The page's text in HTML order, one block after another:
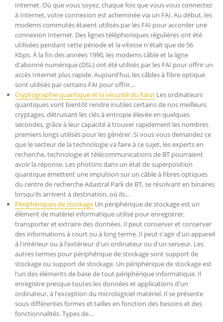
Internet. Où que vous soyez, chaque fois que vous vous connectez
à Internet, votre connexion est acheminée via un FAI. Au début, les
modems commutés étaient utilisés par les FAI pour accorder une
connexion Internet. Des lignes téléphoniques régulières ont été
utilisées pendant cette période et la vitesse n'était que de 56
Kbps. À la fin des années 1990, les modems câble et la ligne
d'abonné numérique (DSL) ont été utilisés par les FAI pour offrir un
accès Internet plus rapide. Aujourd'hui, les câbles à fibre optique
sont utilisés par certains FAI pour offrir…
Cryptographie quantique et la sécurité du futur Les ordinateurs
quantiques vont bientôt rendre inutiles certains de nos meilleurs
cryptages, détruisant les clés à entropie élevée en quelques
secondes, grâce à leur capacité à trouver rapidement les nombres
premiers longs utilisés pour les générer. Si vous vous demandez ce
que le secteur de la technologie va faire à ce sujet, les experts en
recherche, technologie et télécommunications de BT pourraient
avoir la réponse. Les photons dans un état de superposition
quantique émettent une impulsion sur un câble à fibres optiques
du centre de recherche Adastral Park de BT, se résolvant en binaires
lorsqu'ils arrivent à destination, où ils…
Périphériques de stockage Un périphérique de stockage est un
élément de matériel informatique utilisé pour enregistrer,
transporter et extraire des données. Il peut conserver et conserver
des informations à court ou à long terme. Il peut s'agir d'un appareil
à l'intérieur ou à l'extérieur d'un ordinateur ou d'un serveur. Les
autres termes pour périphérique de stockage sont support de
stockage ou support de stockage. Un périphérique de stockage est
l'un des éléments de base de tout périphérique informatique. Il
enregistre presque toutes les données et applications d'un
ordinateur, à l'exception du micrologiciel matériel. Il se présente
sous différentes formes et tailles en fonction des besoins et des
fonctionnalités. Types de…